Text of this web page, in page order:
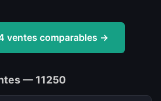
ventes comparables →
— 11250